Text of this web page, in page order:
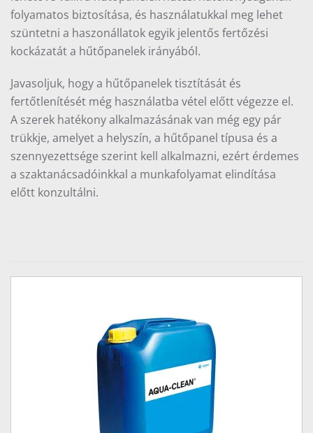
folyamatos biztosítása, és használatukkal meg lehet
szüntetni a haszonállatok egyik jelentős fertőzési
kockázatát a hűtőpanelek irányából.
Javasoljuk, hogy a hűtőpanelek tisztítását és
fertőtlenítését még használatba vétel előtt végezze el.
A szerek hatékony alkalmazásának van még egy pár
trükkje, amelyet a helyszín, a hűtőpanel típusa és a
szennyezettsége szerint kell alkalmazni, ezért érdemes
a szaktanácsadóinkkal a munkafolyamat elindítása
előtt konzultálni.